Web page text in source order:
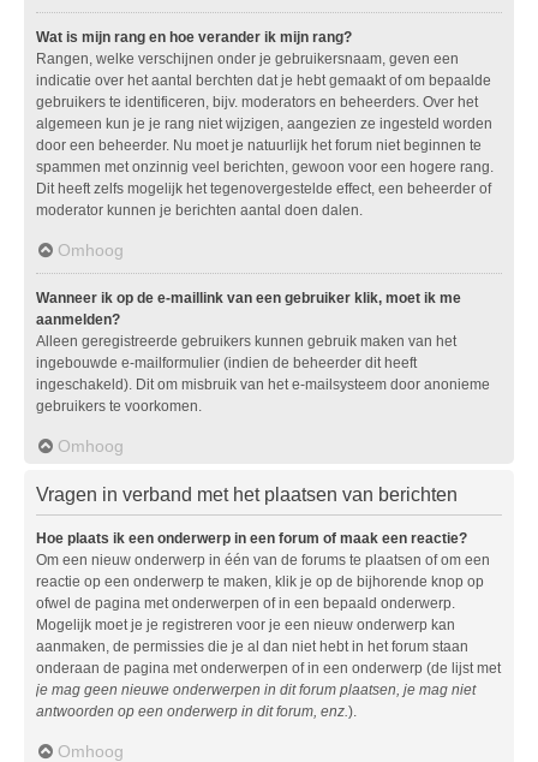
Wat is mijn rang en hoe verander ik mijn rang?
Rangen, welke verschijnen onder je gebruikersnaam, geven een
indicatie over het aantal berchten dat je hebt gemaakt of om bepaalde
gebruikers te identificeren, bijv. moderators en beheerders. Over het
algemeen kun je je rang niet wijzigen, aangezien ze ingesteld worden
door een beheerder. Nu moet je natuurlijk het forum niet beginnen te
spammen met onzinnig veel berichten, gewoon voor een hogere rang.
Dit heeft zelfs mogelijk het tegenovergestelde effect, een beheerder of
moderator kunnen je berichten aantal doen dalen.
Omhoog
Wanneer ik op de e-maillink van een gebruiker klik, moet ik me
aanmelden?
Alleen geregistreerde gebruikers kunnen gebruik maken van het
ingebouwde e-mailformulier (indien de beheerder dit heeft
ingeschakeld). Dit om misbruik van het e-mailsysteem door anonieme
gebruikers te voorkomen.
Omhoog
Vragen in verband met het plaatsen van berichten
Hoe plaats ik een onderwerp in een forum of maak een reactie?
Om een nieuw onderwerp in één van de forums te plaatsen of om een
reactie op een onderwerp te maken, klik je op de bijhorende knop op
ofwel de pagina met onderwerpen of in een bepaald onderwerp.
Mogelijk moet je je registreren voor je een nieuw onderwerp kan
aanmaken, de permissies die je al dan niet hebt in het forum staan
onderaan de pagina met onderwerpen of in een onderwerp (de lijst met
je mag geen nieuwe onderwerpen in dit forum plaatsen, je mag niet
antwoorden op een onderwerp in dit forum, enz.).
Omhoog